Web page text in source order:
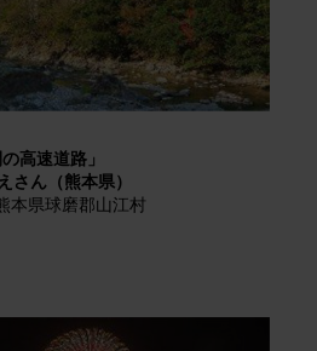
の高速道路」
さん（熊本県）
本県球磨郡山江村